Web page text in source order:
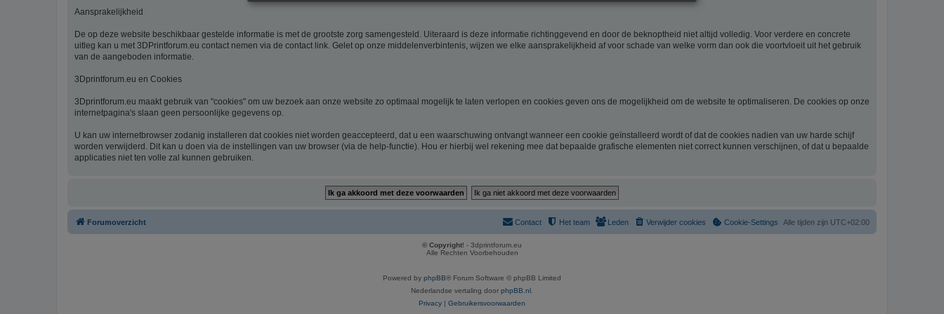
Aansprakelijkheid
De op deze website beschikbaar gestelde informatie is met de grootste zorg samengesteld. Uiteraard is deze informatie richtinggevend en door de beknoptheid niet altijd volledig. Voor verdere en concrete
uitleg kan u met 3DPrintforum.eu contact nemen via de contact link. Gelet op onze middelenverbintenis, wijzen we elke aansprakelijkheid af voor schade van welke vorm dan ook die voortvloeit uit het gebruik
van de aangeboden informatie.
3Dprintforum.eu en Cookies
3Dprintforum.eu maakt gebruik van "cookies" om uw bezoek aan onze website zo optimaal mogelijk te laten verlopen en cookies geven ons de mogelijkheid om de website te optimaliseren. De cookies op onze
internetpagina's slaan geen persoonlijke gegevens op.
U kan uw internetbrowser zodanig installeren dat cookies niet worden geaccepteerd, dat u een waarschuwing ontvangt wanneer een cookie geïnstalleerd wordt of dat de cookies nadien van uw harde schijf
worden verwijderd. Dit kan u doen via de instellingen van uw browser (via de help-functie). Hou er hierbij wel rekening mee dat bepaalde grafische elementen niet correct kunnen verschijnen, of dat u bepaalde
applicaties niet ten volle zal kunnen gebruiken.
Forumoverzicht Alle tijden zijn UTC+02:00
Cookie-Settings
Verwijder cookies
Leden
Het team
Contact
© Copyright! - 3dprintforum.eu
Alle Rechten Voorbehouden
Powered by phpBB® Forum Software © phpBB Limited
Nederlandse vertaling door phpBB.nl.
Privacy | Gebruikersvoorwaarden